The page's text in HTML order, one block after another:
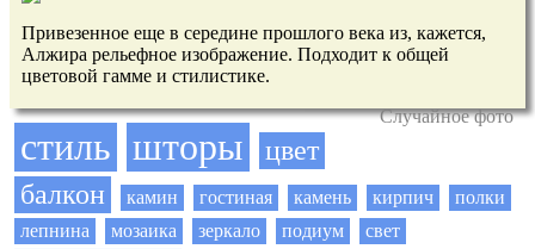
Привезенное еще в середине прошлого века из, кажется,
Алжира рельефное изображение. Подходит к общей
цветовой гамме и стилистике.
Случайное фото
стиль шторы
цвет
балкон
камин гостиная камень кирпич
полки
лепнина
мозаика зеркало подиум свет